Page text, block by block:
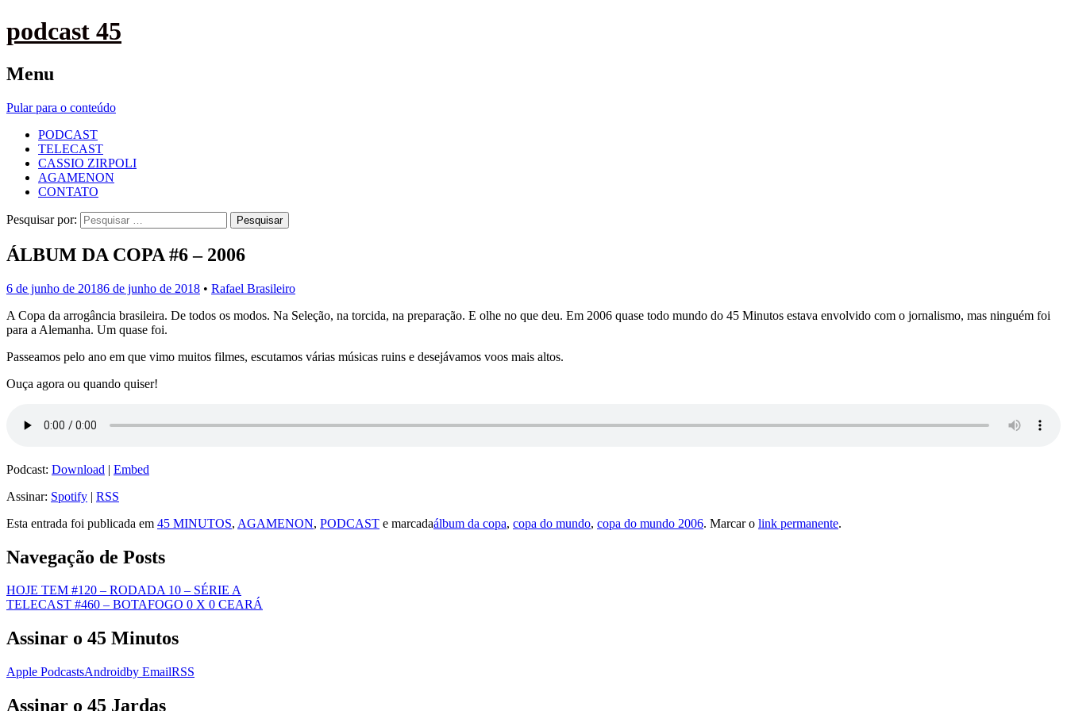
podcast 45
Menu
Pular para o conteúdo
PODCAST
TELECAST
CASSIO ZIRPOLI
AGAMENON
CONTATO
Pesquisar por:
ÁLBUM DA COPA #6 – 2006
6 de junho de 20186 de junho de 2018 • Rafael Brasileiro
A Copa da arrogância brasileira. De todos os modos. Na Seleção, na torcida, na preparação. E olhe no que deu. Em 2006 quase todo mundo do 45 Minutos estava envolvido com o jornalismo, mas ninguém foi
para a Alemanha. Um quase foi.
Passeamos pelo ano em que vimo muitos filmes, escutamos várias músicas ruins e desejávamos voos mais altos.
Ouça agora ou quando quiser!
Podcast: Download | Embed
Assinar: Spotify | RSS
Esta entrada foi publicada em 45 MINUTOS, AGAMENON, PODCAST e marcadaálbum da copa, copa do mundo, copa do mundo 2006. Marcar o link permanente.
Navegação de Posts
HOJE TEM #120 – RODADA 10 – SÉRIE A
TELECAST #460 – BOTAFOGO 0 X 0 CEARÁ
Assinar o 45 Minutos
Apple PodcastsAndroidby EmailRSS
Assinar o 45 Jardas